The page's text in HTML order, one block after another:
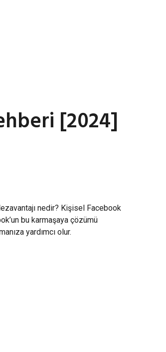
[2024]
nedir? Kişisel Facebook
bu karmaşaya çözümü
yardımcı olur.